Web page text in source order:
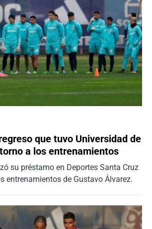
que tuvo Universidad de
a los entrenamientos
su préstamo en Deportes Santa Cruz
entrenamientos de Gustavo Álvarez.